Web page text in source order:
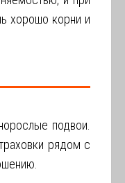
хорошо корни и
подвои.
рядом с